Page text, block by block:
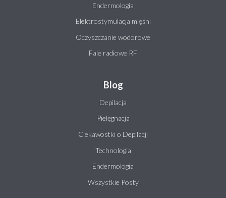
Endermologia
Elektrostymulacja mięśni
Oczyszczanie wodorowe
Fale radiowe RF
Blog
Depilacja
Pielęgnacja
Ciekawostki o Depilacji
Technologia
Endermologia
Wszystkie Posty